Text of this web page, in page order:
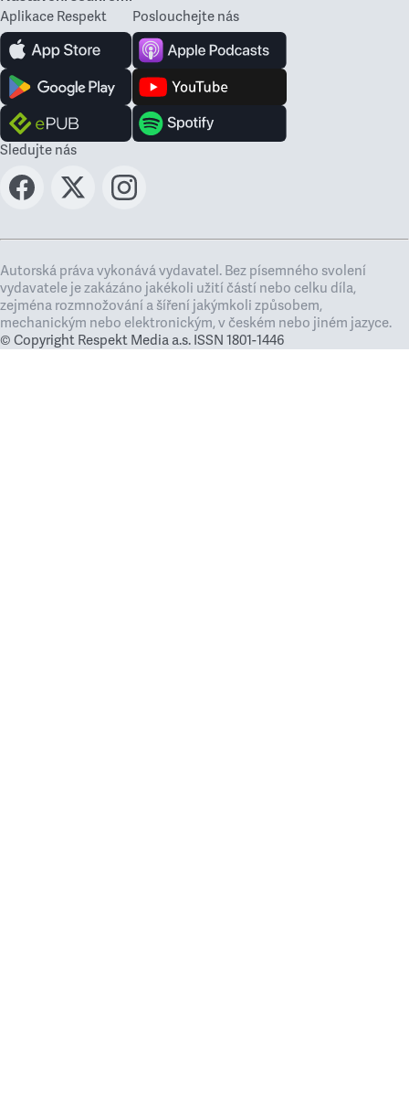
Aplikace Respekt Poslouchejte nás
Sledujte nás
Autorská práva vykonává vydavatel. Bez písemného svolení
vydavatele je zakázáno jakékoli užití částí nebo celku díla,
zejména rozmnožování a šíření jakýmkoli způsobem,
mechanickým nebo elektronickým, v českém nebo jiném jazyce.
© Copyright Respekt Media a.s. ISSN 1801-1446